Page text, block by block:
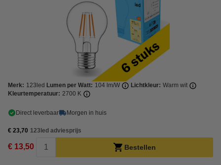
Merk: 123led Lumen per Watt: 104 lm/W Lichtkleur: Warm wit
Kleurtemperatuur: 2700 K
Direct leverbaar Morgen in huis
€ 23,70 123led adviesprijs
€ 13,50 Bestellen